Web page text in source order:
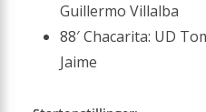
Guillermo Villalba
88′ Chacarita: UD
Jaime